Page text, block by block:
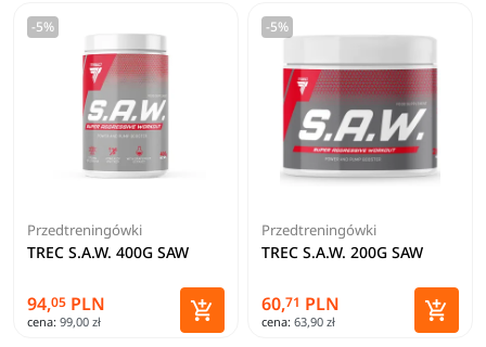
-5%
Przedtreningówki
TREC S.A.W. 400G SAW
94,05 PLN
cena: 99,00 zł 
Dodaj do koszyka
-5%
Przedtreningówki
TREC S.A.W. 200G SAW
60,71 PLN
cena: 63,90 zł 
Dodaj